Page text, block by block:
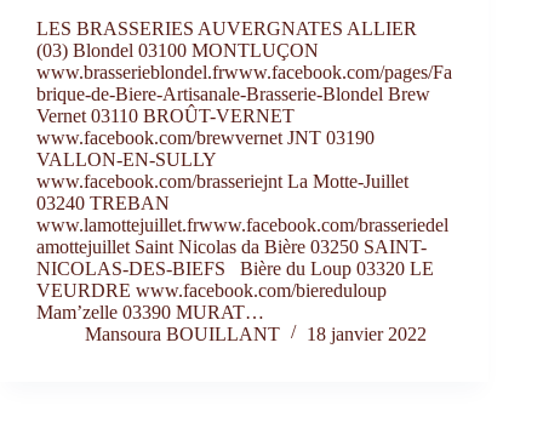
LES BRASSERIES AUVERGNATES ALLIER
(03) Blondel 03100 MONTLUÇON
www.brasserieblondel.frwww.facebook.com/pages/Fa
brique-de-Biere-Artisanale-Brasserie-Blondel Brew
Vernet 03110 BROÛT-VERNET
www.facebook.com/brewvernet JNT 03190
VALLON-EN-SULLY
www.facebook.com/brasseriejnt La Motte-Juillet
03240 TREBAN
www.lamottejuillet.frwww.facebook.com/brasseriedel
amottejuillet Saint Nicolas da Bière 03250 SAINT-
NICOLAS-DES-BIEFS Bière du Loup 03320 LE
VEURDRE www.facebook.com/biereduloup
Mam’zelle 03390 MURAT…
Mansoura BOUILLANT
18 janvier 2022